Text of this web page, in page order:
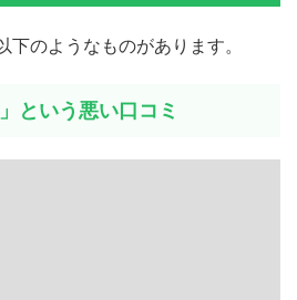
のようなものがあります。
という悪い口コミ